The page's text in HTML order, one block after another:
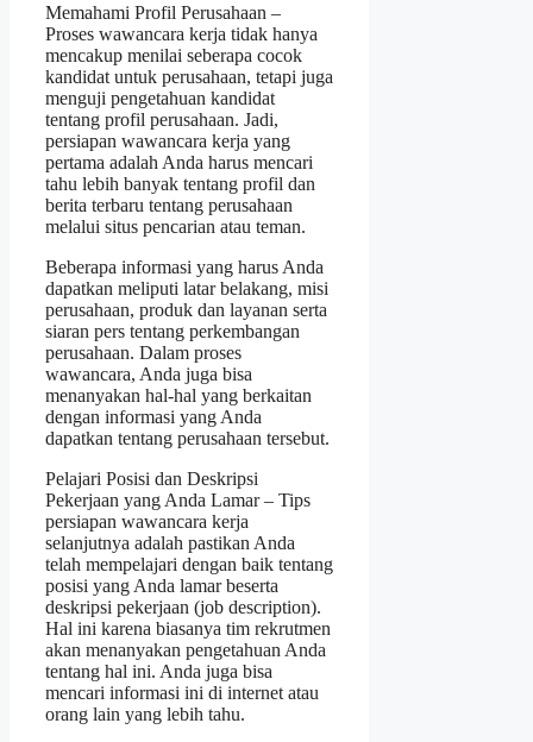
Memahami Profil Perusahaan –
Proses wawancara kerja tidak hanya
mencakup menilai seberapa cocok
kandidat untuk perusahaan, tetapi juga
menguji pengetahuan kandidat
tentang profil perusahaan. Jadi,
persiapan wawancara kerja yang
pertama adalah Anda harus mencari
tahu lebih banyak tentang profil dan
berita terbaru tentang perusahaan
melalui situs pencarian atau teman.
Beberapa informasi yang harus Anda
dapatkan meliputi latar belakang, misi
perusahaan, produk dan layanan serta
siaran pers tentang perkembangan
perusahaan. Dalam proses
wawancara, Anda juga bisa
menanyakan hal-hal yang berkaitan
dengan informasi yang Anda
dapatkan tentang perusahaan tersebut.
Pelajari Posisi dan Deskripsi
Pekerjaan yang Anda Lamar – Tips
persiapan wawancara kerja
selanjutnya adalah pastikan Anda
telah mempelajari dengan baik tentang
posisi yang Anda lamar beserta
deskripsi pekerjaan (job description).
Hal ini karena biasanya tim rekrutmen
akan menanyakan pengetahuan Anda
tentang hal ini. Anda juga bisa
mencari informasi ini di internet atau
orang lain yang lebih tahu.